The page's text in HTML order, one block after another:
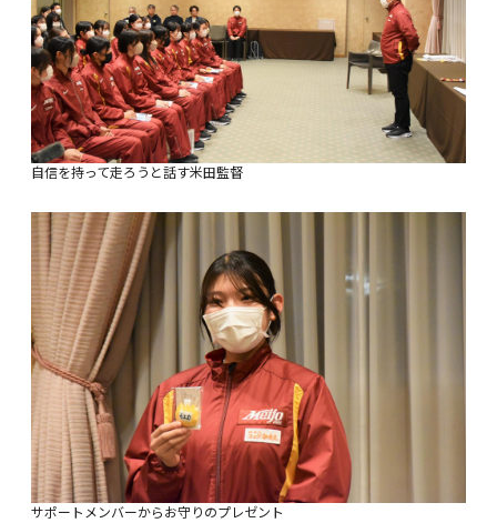
自信を持って走ろうと話す米田監督
サポートメンバーからお守りのプレゼント